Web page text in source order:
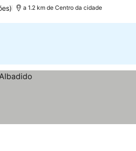
a 1.2 km de Centro da cidade